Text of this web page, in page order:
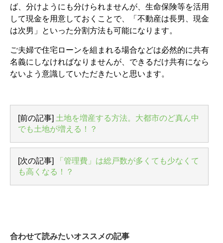
ば、分けようにも分けられませんが、生命保険等を活用
して現金を用意しておくことで、「不動産は長男、現金
は次男」といった分割方法も可能になります。
ご夫婦で住宅ローンを組まれる場合などは必然的に共有
名義にしなければなりませんが、できるだけ共有になら
ないよう意識していただきたいと思います。
[前の記事] 土地を増産する方法。大都市のど真ん中
でも土地が増える！？
[次の記事]
「管理費」は総戸数が多くても少なくて
も高くなる！？
合わせて読みたいオススメの記事